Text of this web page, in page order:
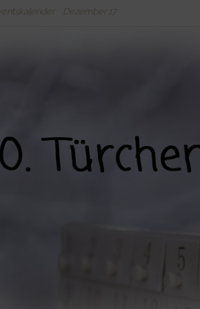
Dezember 17